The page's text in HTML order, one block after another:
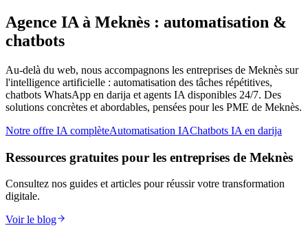
Agence IA à Meknès : automatisation &
chatbots
Au-delà du web, nous accompagnons les entreprises de Meknès sur
l'intelligence artificielle : automatisation des tâches répétitives,
chatbots WhatsApp en darija et agents IA disponibles 24/7. Des
solutions concrètes et abordables, pensées pour les PME de Meknès.
Notre offre IA complèteAutomatisation IAChatbots IA en darija
Ressources gratuites pour les entreprises de Meknès
Consultez nos guides et articles pour réussir votre transformation
digitale.
Voir le blog